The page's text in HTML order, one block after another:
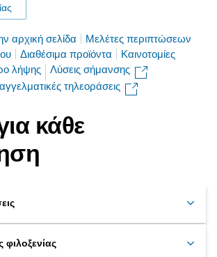
αρχική σελίδα
Μελέτες περιπτώσεων
Διαθέσιμα προϊόντα
Καινοτομίες
λήψης
Λύσεις σήμανσης
τηλεοράσεις
κάθε
φιλοξενίας